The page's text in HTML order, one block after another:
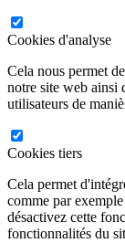
Cookies d'analyse
Cela nous permet
notre site web ainsi
utilisateurs de
Cookies tiers
Cela permet
comme par
désactivez cette
fonctionnalités du